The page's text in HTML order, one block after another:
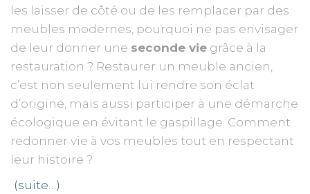
les laisser de côté ou de les remplacer par des
meubles modernes, pourquoi ne pas envisager
de leur donner une seconde vie grâce à la
restauration ? Restaurer un meuble ancien,
c’est non seulement lui rendre son éclat
d’origine, mais aussi participer à une démarche
écologique en évitant le gaspillage. Comment
redonner vie à vos meubles tout en respectant
leur histoire ?
(suite…)